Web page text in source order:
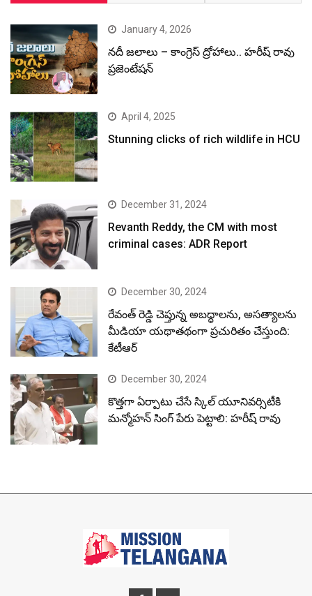
January 4, 2026
నదీ జలాలు – కాంగ్రెస్ ద్రోహాలు.. హరీష్ రావు
ప్రజెంటేషన్
April 4, 2025
Stunning clicks of rich wildlife in HCU
December 31, 2024
Revanth Reddy, the CM with most
criminal cases: ADR Report
December 30, 2024
రేవంత్ రెడ్డి చెప్తున్న అబద్ధాలను, అసత్యాలను
మీడియా యథాతథంగా ప్రచురితం చేస్తుంది:
కేటీఆర్
December 30, 2024
కొత్తగా ఏర్పాటు చేసే స్కిల్ యూనివర్సిటీకి
మన్మోహన్ సింగ్ పేరు పెట్టాలి: హరీష్ రావు